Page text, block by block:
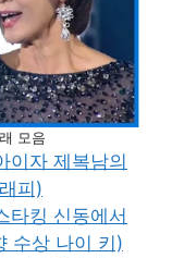
모음
이자 제복남의
피)
타킹 신동에서
수상 나이 키)